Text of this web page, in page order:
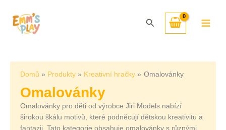
obsah
Hledat
Domů Produkty Kreativní hračky Omalovánky
Omalovánky
Omalovánky pro děti od výrobce Jiri Models nabízí
širokou škálu motivů, které podněcují dětskou kreativitu a
fantazii. Tato kategorie obsahuje omalovánky s různými
nejnovějších